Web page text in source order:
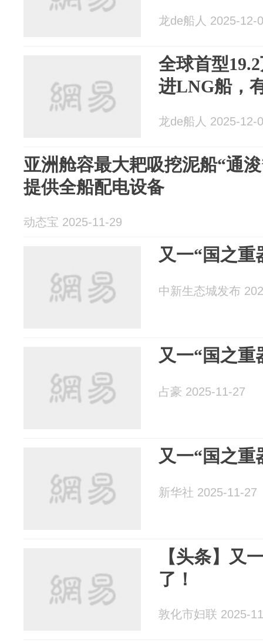
龙de船人 2025-12-
全球首型
进LNG船，
龙de船人 2025-12-
亚洲舱容最大耙吸挖泥船“通
提供全船配电设备
动态宝 2025-11-29
又一“国之重
中新生态城发布
又一“国之重
占豪 2025-11-27
又一“国之重
新华社 2025-11-27
【头条】又
了！
敦化市妇联 2025-